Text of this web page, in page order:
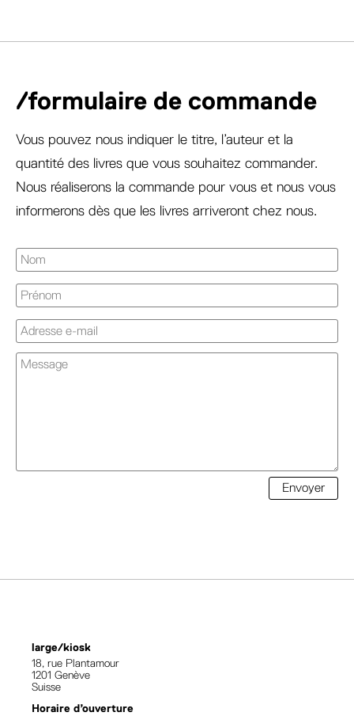
/formulaire de commande
Vous pouvez nous indiquer le titre, l’auteur et la
quantité des livres que vous souhaitez commander.
Nous réaliserons la commande pour vous et nous vous
informerons dès que les livres arriveront chez nous.
Envoyer
large/kiosk
18, rue Plantamour
1201 Genève
Suisse
Horaire d’ouverture